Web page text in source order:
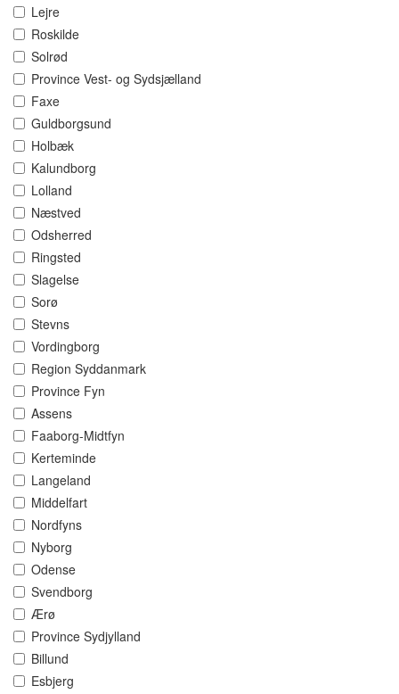
Lejre
Roskilde
Solrød
Province Vest- og Sydsjælland
Faxe
Guldborgsund
Holbæk
Kalundborg
Lolland
Næstved
Odsherred
Ringsted
Slagelse
Sorø
Stevns
Vordingborg
Region Syddanmark
Province Fyn
Assens
Faaborg-Midtfyn
Kerteminde
Langeland
Middelfart
Nordfyns
Nyborg
Odense
Svendborg
Ærø
Province Sydjylland
Billund
Esbjerg